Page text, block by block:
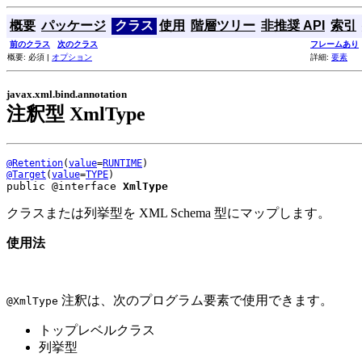
概要 パッケージ クラス 使用 階層ツリー 非推奨 API 索引
前のクラス 次のクラス フレームあり
概要: 必須 | オプション 詳細: 要素
javax.xml.bind.annotation
注釈型 XmlType
@Retention(value=RUNTIME
@Target (value=TYPE
public @interface XmlType
クラスまたは列挙型を XML Schema 型にマップします。
使用法
@XmlType 注釈は、次のプログラム要素で使用できます。
トップレベルクラス
列挙型